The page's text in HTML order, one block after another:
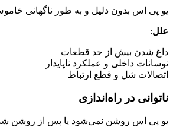
یو پی اس بدون دلیل و به طور ناگهانی
علل:
داغ شدن بیش از حد قطعات
نوسانات داخلی و عملکرد ناپایدار
اتصالات شل و قطع ارتباط
ناتوانی در راه‌اندازی
یو پی اس روشن نمی‌شود یا پس از روشن